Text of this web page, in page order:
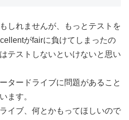
しれませんが、もっとテストを
がfairに負けてしまったの
テストしないといけないと思い
タードライブに問題があること
ます。
イブ、何とかもってほしいので